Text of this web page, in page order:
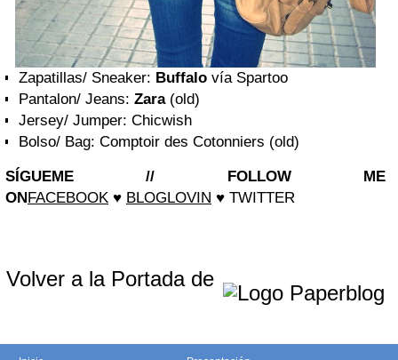
Zapatillas/ Sneaker: Buffalo vía Spartoo
Pantalon/ Jeans: Zara(old)
Jersey/ Jumper: Chicwish
Bolso/ Bag: Comptoir des Cotonniers (old)
SÍGUEME // FOLLOW ME
ONFACEBOOK ♥ BLOGLOVIN ♥ TWITTER
Volver a la Portada de